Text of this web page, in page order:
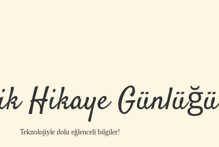
Hikaye Günlüğü
Teknolojiyle dolu eğlenceli bilgiler!